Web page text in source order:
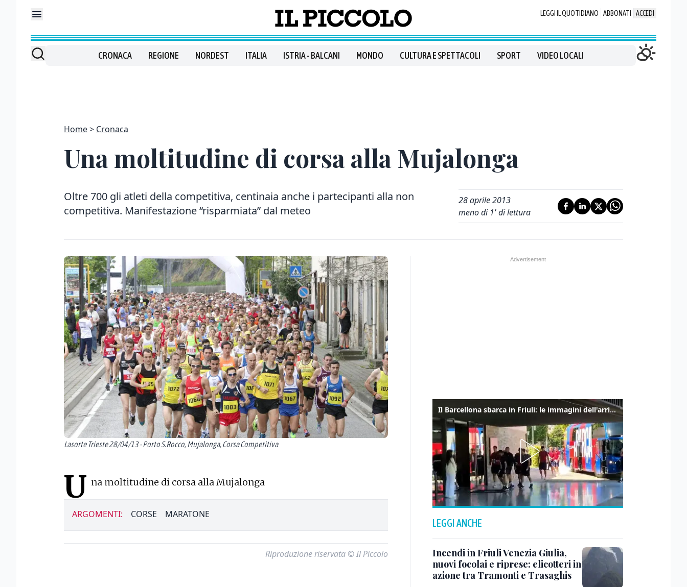
LEGGI IL QUOTIDIANO ABBONATI ACCEDI
CRONACA REGIONE NORDEST ITALIA ISTRIA - BALCANI MONDO CULTURA E SPETTACOLI SPORT VIDEO LOCALI
Home Cronaca
Una moltitudine di corsa alla Mujalonga
Oltre 700 gli atleti della competitiva, centinaia anche i partecipanti alla non
competitiva. Manifestazione “risparmiata” dal meteo
28 aprile 2013
meno di 1' di lettura
Lasorte Trieste 28/04/13 - Porto S.Rocco, Mujalonga, Corsa Competitiva
U na moltitudine di corsa alla Mujalonga
ARGOMENTI: CORSE MARATONE
Riproduzione riservata © Il Piccolo
Il Barcellona sbarca in Friuli: le immagini dell'arrivo in albergo
LEGGI ANCHE
Incendi in Friuli Venezia Giulia,
nuovi focolai e riprese: elicotteri in
azione tra Tramonti e Trasaghis